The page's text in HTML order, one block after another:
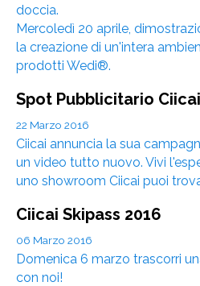
doccia.
Mercoledì 20 aprile,
la creazione di un'intera
prodotti Wedi®.
Spot Pubblicitario
22 Marzo 2016
Ciicai annuncia la sua
un video tutto nuovo. Vivi
uno showroom Ciicai puoi
Ciicai Skipass 2016
06 Marzo 2016
Domenica 6 marzo trascorri
con noi!